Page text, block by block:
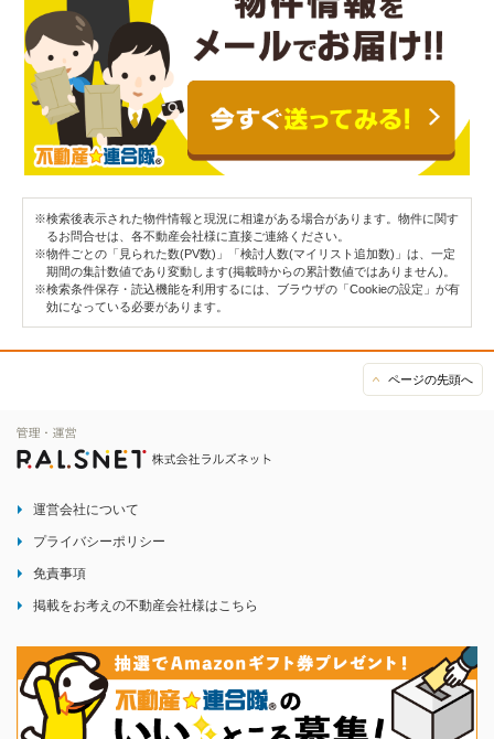
※検索後表示された物件情報と現況に相違がある場合があります。物件に関す
るお問合せは、各不動産会社様に直接ご連絡ください。
※物件ごとの「見られた数(PV数)」「検討人数(マイリスト追加数)」は、一定
期間の集計数値であり変動します(掲載時からの累計数値ではありません)。
※検索条件保存・読込機能を利用するには、ブラウザの「Cookieの設定」が有
効になっている必要があります。
ページの先頭へ
運営会社について
プライバシーポリシー
免責事項
掲載をお考えの不動産会社様はこちら